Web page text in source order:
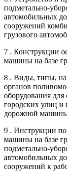
подметально-
автомобильных
сооружений
грузового
7 . Конструкции
машины на базе
8 . Виды, типы,
органов
оборудования
городских улиц
дорожной машины
9 . Инструкции
машины на базе
подметально-
автомобильных
сооружений к